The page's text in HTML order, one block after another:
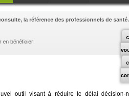
la référence des professionnels de santé.
en bénéficier!
outil visant à réduire le délai